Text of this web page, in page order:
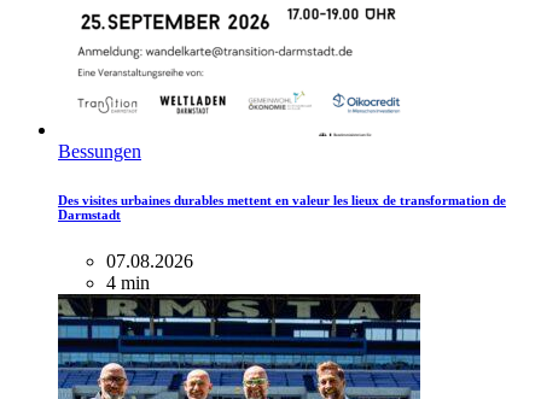
Bessungen
Des visites urbaines durables mettent en valeur les lieux de transformation de
Darmstadt
07.08.2026
4 min